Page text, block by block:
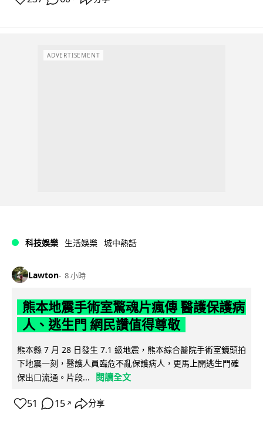
ADVERTISEMENT
科技娛樂 生活娛樂 城中熱話
Lawton 8 小時
熊本地震手術室驚魂片瘋傳 醫護保護病
人、逃生門 網民讚值得尊敬
熊本縣 7 月 28 日發生 7.1 級地震，熊本綜合醫院手術室鏡頭拍
下地震一刻，醫護人員臨危不亂保護病人，更馬上開逃生門確
保出口流通。片段...
閱讀全文
51 15 ↗ 分享